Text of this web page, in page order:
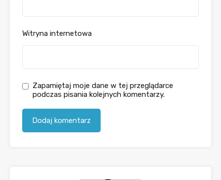
Witryna internetowa
Zapamiętaj moje dane w tej przeglądarce
podczas pisania kolejnych komentarzy.